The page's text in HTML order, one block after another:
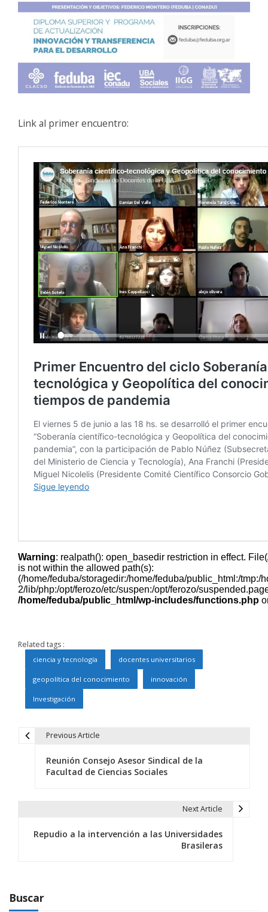
Link al primer encuentro:
Related tags :
ciencia y tecnología docentes universitarios
geopolítica del conocimiento innovación
Investigación
i
Previous Article
Reunión Consejo Asesor Sindical de la
Facultad de Ciencias Sociales
Next Article
Repudio a la intervención a las Universidades
Brasileras
Buscar